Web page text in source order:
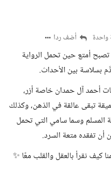
واحدة أضف ردا
تصبح أمتع حين تحمل الرواية
بسلاسة بين الأحداث.
أحمد آل حمدان خاصة أزر،
تبقى عالقة في الذهن، وكذلك
المسلم وسما سامي التي تحمل
أن تفقده متعة السرد.
كيف نقرأ بالعقل والقلب معًا ✨